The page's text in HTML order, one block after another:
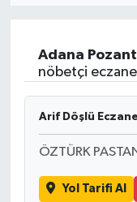
Adana
nöbetçi
Arif Döşlü
ÖZTÜRK
Yol Tarifi Al